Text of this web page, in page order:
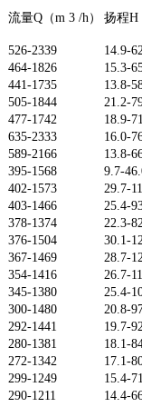
流量Q（m 3 /h） 扬程H
526-2339
14.9-
464-1826
15.3-
441-1735
13.8-
505-1844
21.2-
477-1742
18.9-
635-2333
16.0-
589-2166
13.8-
395-1568
9.7-
402-1573
29.7-
403-1466
25.4-
378-1374
22.3-
376-1504
30.1-
367-1469
28.7-
354-1416
26.7-
345-1380
25.4-
300-1480
20.8-
292-1441
19.7-
280-1381
18.1-
272-1342
17.1-
299-1249
15.4-
290-1211 14.4-